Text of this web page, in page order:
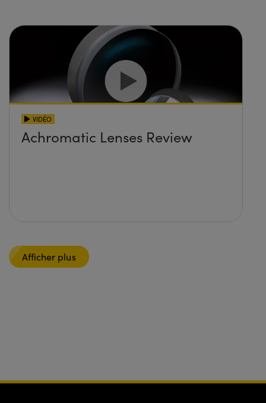
VIDÉO
Achromatic Lenses Review
Afficher plus